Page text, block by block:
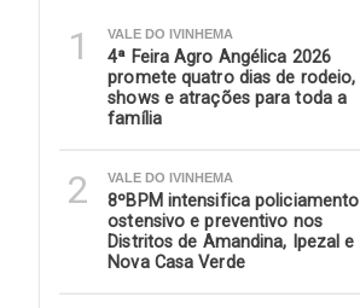
1 VALE DO IVINHEMA
4ª Feira Agro Angélica 2026
promete quatro dias de rodeio,
shows e atrações para toda a
família
2 VALE DO IVINHEMA
8ºBPM intensifica policiamento
ostensivo e preventivo nos
Distritos de Amandina, Ipezal e
Nova Casa Verde